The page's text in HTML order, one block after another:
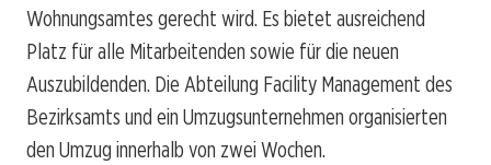
Wohnungsamtes gerecht wird. Es bietet ausreichend
Platz für alle Mitarbeitenden sowie für die neuen
Auszubildenden. Die Abteilung Facility Management des
Bezirksamts und ein Umzugsunternehmen organisierten
den Umzug innerhalb von zwei Wochen.